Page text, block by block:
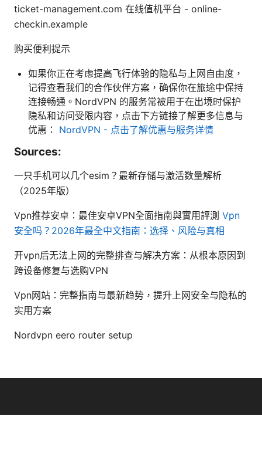
ticket-management.com 在线值机平台 - online-
checkin.example
购买便利提示
如果你正在考虑提高飞行体验的隐私与上网自由度，
记得查看我们的合作伙伴方案，确保你在旅途中保持
连接畅通。NordVPN 的服务常被用于在出境时保护
隐私和访问受限内容，点击下方链接了解更多信息与
优惠： NordVPN - 点击了解优惠与服务详情
Sources:
一只手机可以几个esim？最新存储与激活数量解析
（2025年版）
Vpn推荐安卓：最佳安卓VPN全面指南與實用評測 Vpn
安全吗？2026年最全中文指南：选择、风险与真相
开vpn后无法上网的完整排查与解决方案：从根本原因到
跨设备修复与选购VPN
Vpn网站：完整指南与最新趋势，提升上网安全与隐私的
实用方案
Nordvpn eero router setup